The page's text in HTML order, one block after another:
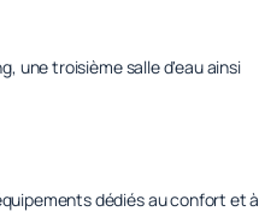
une troisième salle d'eau ainsi
dédiés au confort et à